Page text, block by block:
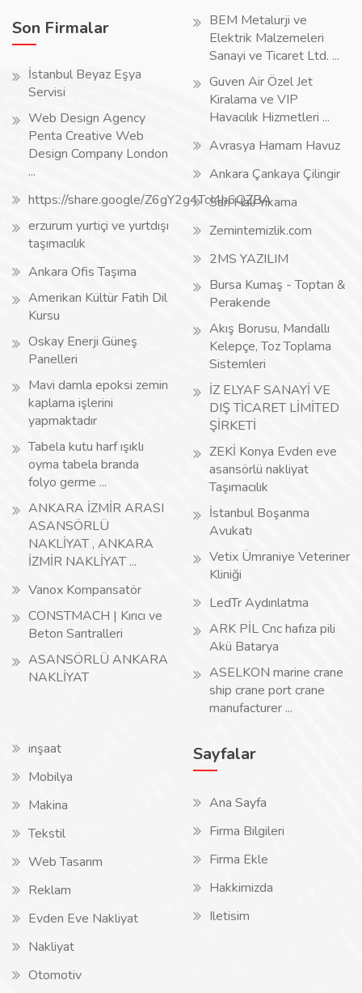
Son Firmalar
İstanbul Beyaz Eşya
Servisi
Web Design Agency
Penta Creative Web
Design Company London
...
https://share.google/Z6gY2g4TcI4h6QZBA
erzurum yurtiçi ve yurtdışı
taşımacılık
Ankara Ofis Taşıma
Amerikan Kültür Fatih Dil
Kursu
Oskay Enerji Güneş
Panelleri
Mavi damla epoksi zemin
kaplama işlerini
yapmaktadır
Tabela kutu harf ışıklı
oyma tabela branda
folyo germe ...
ANKARA İZMİR ARASI
ASANSÖRLÜ
NAKLİYAT , ANKARA
İZMİR NAKLİYAT ...
Vanox Kompansatör
CONSTMACH | Kırıcı ve
Beton Santralleri
ASANSÖRLÜ ANKARA
NAKLİYAT
BEM Metalurji ve
Elektrik Malzemeleri
Sanayi ve Ticaret Ltd. ...
Guven Air Özel Jet
Kiralama ve VIP
Havacılık Hizmetleri ...
Avrasya Hamam Havuz
Ankara Çankaya Çilingir
Sarı Halı Yıkama
Zemintemizlik.com
2MS YAZILIM
Bursa Kumaş - Toptan &
Perakende
Akış Borusu, Mandallı
Kelepçe, Toz Toplama
Sistemleri
İZ ELYAF SANAYİ VE
DIŞ TİCARET LİMİTED
ŞİRKETİ
ZEKİ Konya Evden eve
asansörlü nakliyat
Taşımacılık
İstanbul Boşanma
Avukatı
Vetix Ümraniye Veteriner
Kliniği
LedTr Aydınlatma
ARK PİL Cnc hafıza pili
Akü Batarya
ASELKON marine crane
ship crane port crane
manufacturer ...
inşaat
Mobilya
Makina
Tekstil
Web Tasarım
Reklam
Evden Eve Nakliyat
Nakliyat
Otomotiv
Sayfalar
Ana Sayfa
Firma Bilgileri
Firma Ekle
Hakkimizda
Iletisim